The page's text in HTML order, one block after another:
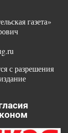
газета»
с разрешения